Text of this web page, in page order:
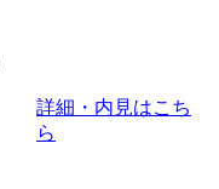
詳細・内見はこち
ら